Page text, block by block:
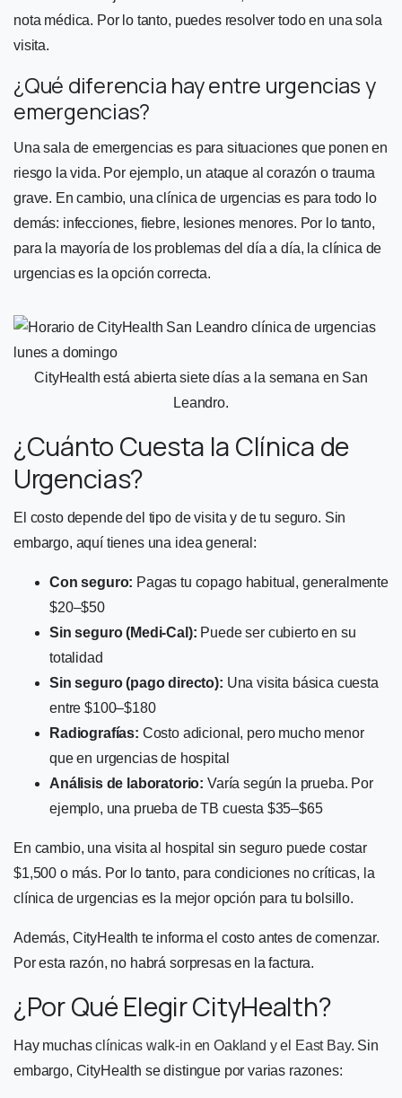
nota médica. Por lo tanto, puedes resolver todo en una sola
visita.
¿Qué diferencia hay entre urgencias y
emergencias?
Una sala de emergencias es para situaciones que ponen en
riesgo la vida. Por ejemplo, un ataque al corazón o trauma
grave. En cambio, una clínica de urgencias es para todo lo
demás: infecciones, fiebre, lesiones menores. Por lo tanto,
para la mayoría de los problemas del día a día, la clínica de
urgencias es la opción correcta.
CityHealth está abierta siete días a la semana en San
Leandro.
¿Cuánto Cuesta la Clínica de
Urgencias?
El costo depende del tipo de visita y de tu seguro. Sin
embargo, aquí tienes una idea general:
Con seguro: Pagas tu copago habitual, generalmente
$20–$50
Sin seguro (Medi-Cal): Puede ser cubierto en su
totalidad
Sin seguro (pago directo): Una visita básica cuesta
entre $100–$180
Radiografías: Costo adicional, pero mucho menor
que en urgencias de hospital
Análisis de laboratorio: Varía según la prueba. Por
ejemplo, una prueba de TB cuesta $35–$65
En cambio, una visita al hospital sin seguro puede costar
$1,500 o más. Por lo tanto, para condiciones no críticas, la
clínica de urgencias es la mejor opción para tu bolsillo.
Además, CityHealth te informa el costo antes de comenzar.
Por esta razón, no habrá sorpresas en la factura.
¿Por Qué Elegir CityHealth?
Hay muchasclínicas walk-in en Oakland y el East Bay. Sin
embargo, CityHealth se distingue por varias razones: